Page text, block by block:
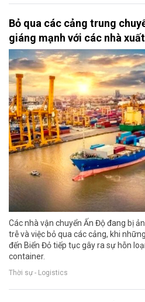
Bỏ qua các cảng trung
giáng mạnh với các nhà
Các nhà vận chuyển Ấn Độ đang bị
trễ và việc bỏ qua các cảng, khi
đến Biển Đỏ tiếp tục gây ra sự hỗn
container.
Thời sự - Logistics